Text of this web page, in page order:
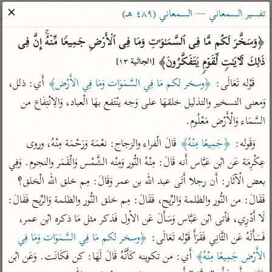
ساهم معنا في نشر القرآن والعلم الشرعي
الباحث القرآني
بحث تفسير علوم معاجم
Type 2 or more characters for results.
Type 1 or more
characters for results.
أمّهات
تفسير الطبري
تفسير ابن كثير
تفسير القرطبي
تفسير البغوي
عامّة
فتح البيان للقنوجي
فتح القدير للشوكاني
تفسير ابن جزي
موسوعات
معاصرة
الميسر
المختصر في
التفسير
تفسير السعدي
أيسر التفاسير
تفسير السمعاني — السمعاني (٤٨٩ هـ)
✕
ذَ ٰ⁠لِكَ لَـَٔایَـٰتࣲ لِّقَوۡمࣲ یَتَفَكَّرُونَ﴾ [الجاثية ١٣]
قَوْله تَعَالَى: ﴿وسخر لكم مَا فِي السَّمَوَات وَمَا فِي الأَرْض﴾
السَّمَاء وَالْأَرْض مَعْلُوم.
وَقَوله: ﴿جَمِيعًا مِنْهُ﴾
فَسَأَلَهُ عَن الثَّانِي فَقَرَأَ قَوْله تَعَالَى:
الأَرْض جَمِيعًا مِنْهُ﴾